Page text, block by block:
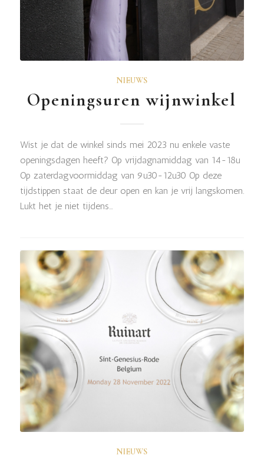
NIEUWS
Openingsuren wijnwinkel
Wist je dat de winkel sinds mei 2023 nu enkele vaste
openingsdagen heeft? Op vrijdagnamiddag van 14-18u
Op zaterdagvoormiddag van 9u30-12u30 Op deze
tijdstippen staat de deur open en kan je vrij langskomen.
Lukt het je niet tijdens…
NIEUWS